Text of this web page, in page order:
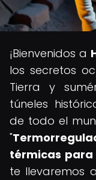
¡Bienvenidos a
los secretos
Tierra y
túneles
de todo el
"
térmicas
te llevaremos